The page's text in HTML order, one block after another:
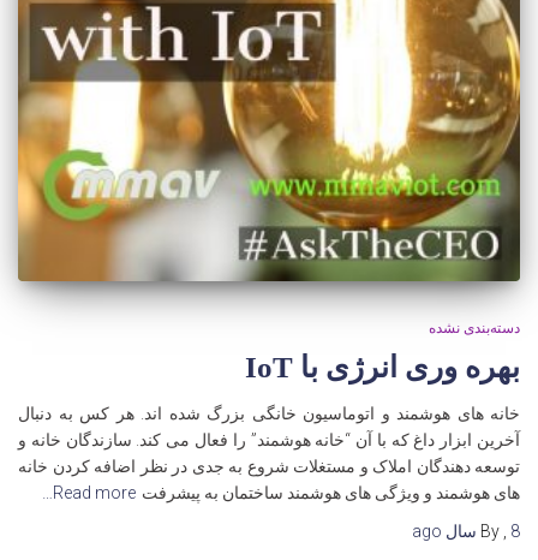
دسته‌بندی نشده
بهره وری انرژی با IoT
خانه های هوشمند و اتوماسیون خانگی بزرگ شده اند. هر کس به دنبال
آخرین ابزار داغ که با آن “خانه هوشمند” را فعال می کند. سازندگان خانه و
توسعه دهندگان املاک و مستغلات شروع به جدی در نظر اضافه کردن خانه
های هوشمند و ویژگی های هوشمند ساختمان به پیشرفت Read more…
By
8 سال